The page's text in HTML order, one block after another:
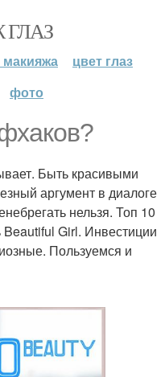
цвет глаз
фото
Быть красивыми
аргумент в диалоге
нельзя. Топ 10
Beautiful Girl. Инвестиции
Пользуемся и